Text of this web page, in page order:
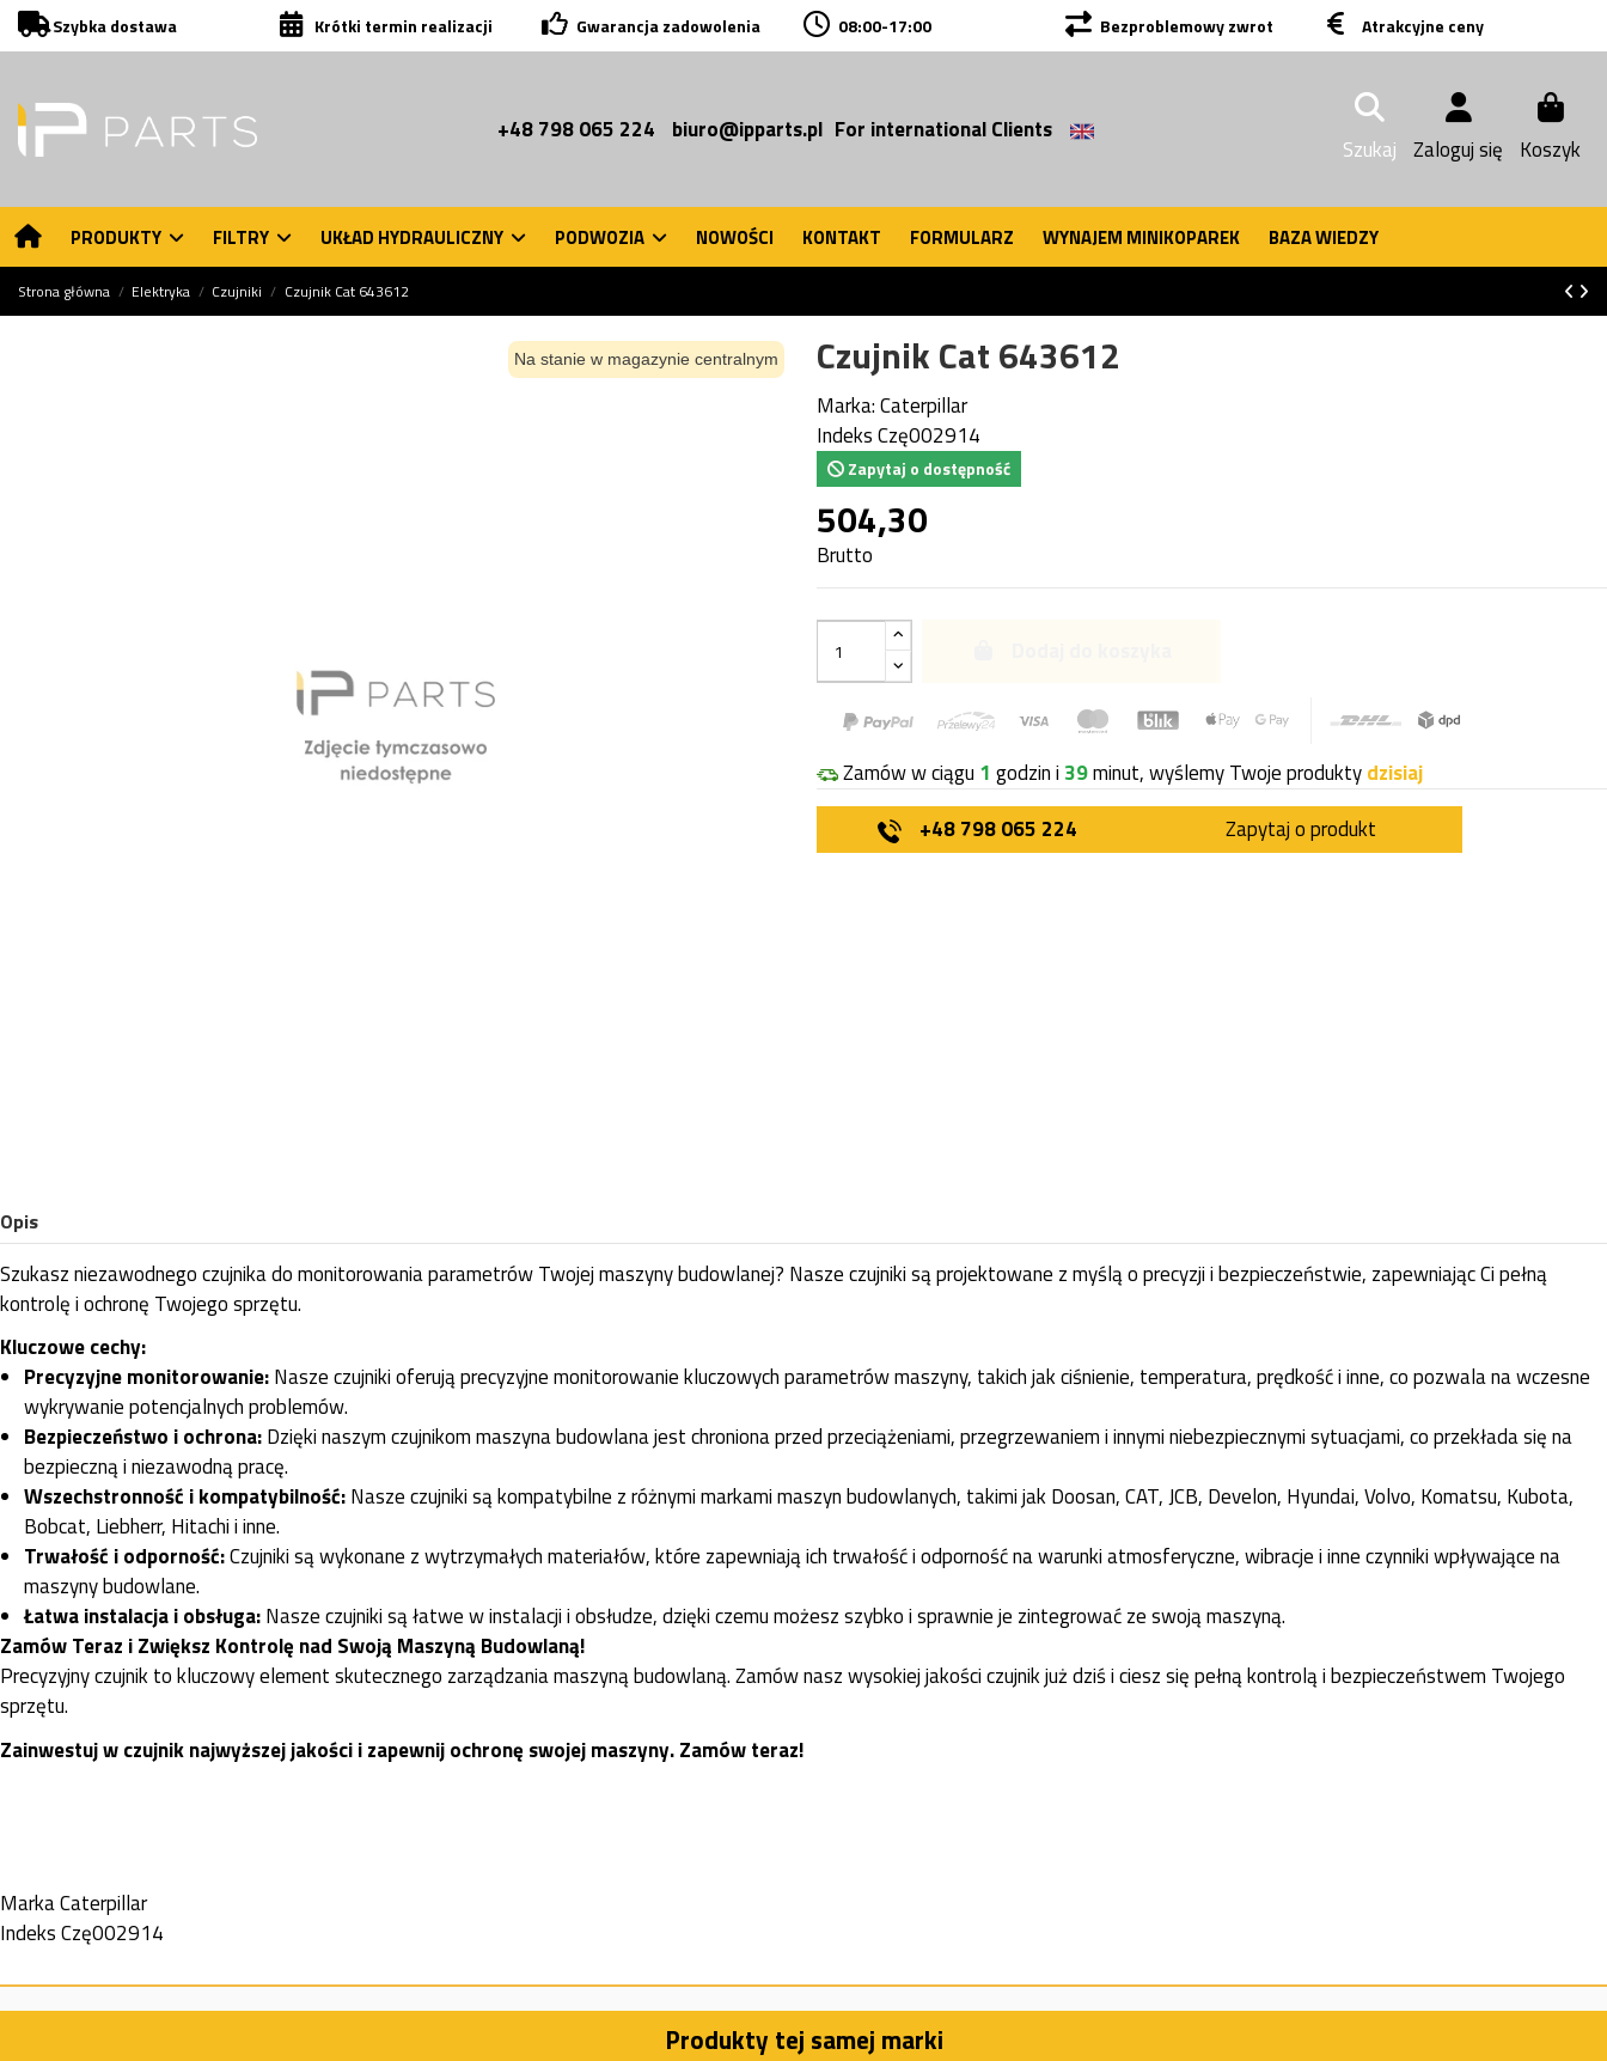
Szybka dostawa Krótki termin realizacji Gwarancja zadowolenia 08:00-17:00 Bezproblemowy zwrot Atrakcyjne ceny
+48 798 065 224 biuro@ipparts.pl For international Clients
Szukaj Zaloguj się Koszyk
PRODUKTY FILTRY UKŁAD HYDRAULICZNY PODWOZIA NOWOŚCI KONTAKT FORMULARZ WYNAJEM MINIKOPAREK BAZA WIEDZY
Strona główna Elektryka Czujniki Czujnik Cat 643612
Na stanie w magazynie centralnym Czujnik Cat 643612
Marka:Caterpillar
IndeksCzę002914
Zapytaj o dostępność
504,30
Brutto
Zamów w ciągu 1 godzin i 39minut, wyślemy Twoje produktydzisiaj
+48 798 065 224
Zapytaj o produkt
Opis
Szukasz niezawodnego czujnika do monitorowania parametrów Twojej maszyny budowlanej? Nasze czujniki są projektowane z myślą o precyzji i bezpieczeństwie, zapewniając Ci pełną
kontrolę i ochronę Twojego sprzętu.
Kluczowe cechy:
Precyzyjne monitorowanie:Nasze czujniki oferują precyzyjne monitorowanie kluczowych parametrów maszyny, takich jak ciśnienie, temperatura, prędkość i inne, co pozwala na wczesne
wykrywanie potencjalnych problemów.
Bezpieczeństwo i ochrona:Dzięki naszym czujnikom maszyna budowlana jest chroniona przed przeciążeniami, przegrzewaniem i innymi niebezpiecznymi sytuacjami, co przekłada się na
bezpieczną i niezawodną pracę.
Wszechstronność i kompatybilność:Nasze czujniki są kompatybilne z różnymi markami maszyn budowlanych, takimi jak Doosan, CAT, JCB, Develon, Hyundai, Volvo, Komatsu, Kubota,
Bobcat, Liebherr, Hitachi i inne.
Trwałość i odporność:Czujniki są wykonane z wytrzymałych materiałów, które zapewniają ich trwałość i odporność na warunki atmosferyczne, wibracje i inne czynniki wpływające na
maszyny budowlane.
Łatwa instalacja i obsługa:Nasze czujniki są łatwe w instalacji i obsłudze, dzięki czemu możesz szybko i sprawnie je zintegrować ze swoją maszyną.
Zamów Teraz i Zwiększ Kontrolę nad Swoją Maszyną Budowlaną!
Precyzyjny czujnik to kluczowy element skutecznego zarządzania maszyną budowlaną. Zamów nasz wysokiej jakości czujnik już dziś i ciesz się pełną kontrolą i bezpieczeństwem Twojego
sprzętu.
Zainwestuj w czujnik najwyższej jakości i zapewnij ochronę swojej maszyny. Zamów teraz!
MarkaCaterpillar
IndeksCzę002914
Produkty tej samej marki